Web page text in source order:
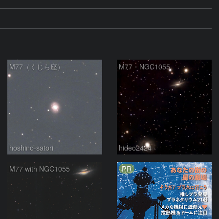
M77（くじら座）
hoshino-satori
M77・NGC1055
hideo2424
M77 with NGC1055 PR